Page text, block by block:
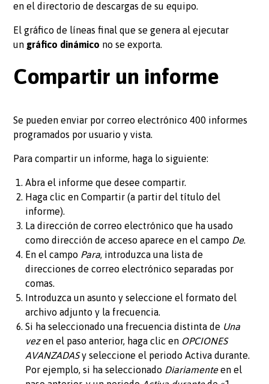
en el directorio de descargas de su equipo.
El gráfico de líneas final que se genera al ejecutar
un gráfico dinámico no se exporta.
Compartir un informe
Se pueden enviar por correo electrónico 400 informes
programados por usuario y vista.
Para compartir un informe, haga lo siguiente:
Abra el informe que desee compartir.
Haga clic en Compartir (a partir del título del
informe).
La dirección de correo electrónico que ha usado
como dirección de acceso aparece en el campo De.
En el campo Para, introduzca una lista de
direcciones de correo electrónico separadas por
comas.
Introduzca un asunto y seleccione el formato del
archivo adjunto y la frecuencia.
Si ha seleccionado una frecuencia distinta de Una
vezen el paso anterior, haga clic en OPCIONES
AVANZADASy seleccione el periodo Activa durante.
Por ejemplo, si ha seleccionado Diariamenteen el